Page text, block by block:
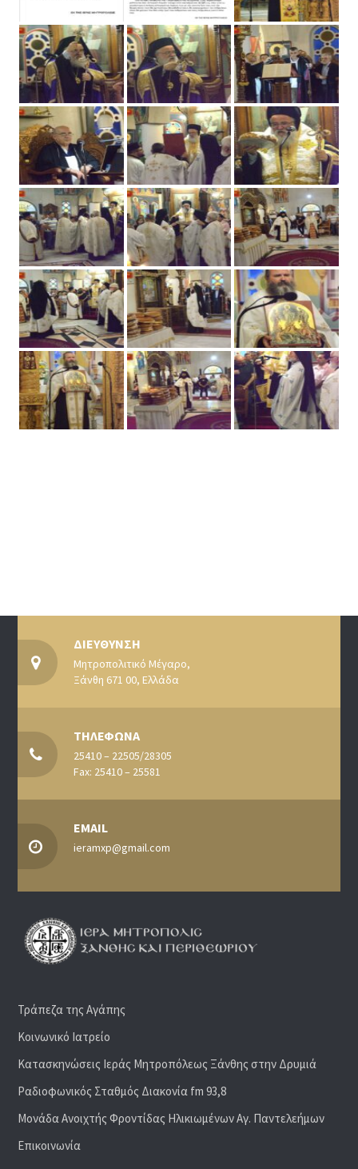
ΔΙΕΥΘΥΝΣΗ
Μητροπολιτικό Μέγαρο,
Ξάνθη 671 00, Ελλάδα
ΤΗΛΕΦΩΝΑ
25410 – 22505/28305
Fax: 25410 – 25581
EMAIL
ieramxp@gmail.com
Τράπεζα της Αγάπης
Κοινωνικό Ιατρείο
Κατασκηνώσεις Ιεράς Μητροπόλεως Ξάνθης στην Δρυμιά
Ραδιoφωνικός Σταθμός Διακονία fm 93,8
Μονάδα Ανοιχτής Φροντίδας Ηλικιωμένων Αγ. Παντελεήμων
Επικοινωνία